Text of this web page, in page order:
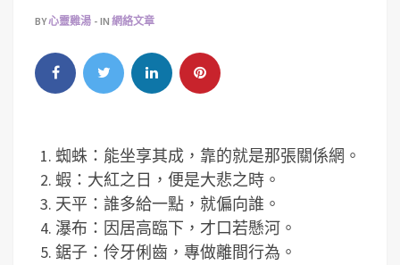
BY心靈雞湯 IN 網絡文章
蜘蛛：能坐享其成，靠的就是那張關係網。
蝦：大紅之日，便是大悲之時。
天平：誰多給一點，就偏向誰。
瀑布：因居高臨下，才口若懸河。
鋸子：伶牙俐齒，專做離間行為。